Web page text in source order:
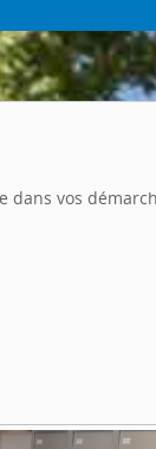
dans vos